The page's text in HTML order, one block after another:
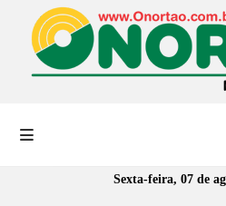
Sexta-feira, 07 de